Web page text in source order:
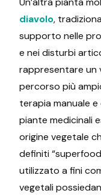
diavolo,
supporto nelle
e nei disturbi
rappresentare un
percorso più
terapia manuale
piante medicinali
origine vegetale
definiti
utilizzato a fini
vegetali